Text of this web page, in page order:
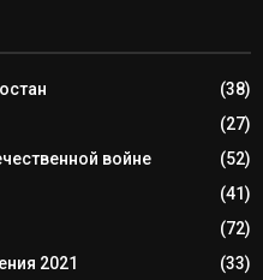
(38)
(27)
войне
(52)
(41)
(72)
2021
(33)